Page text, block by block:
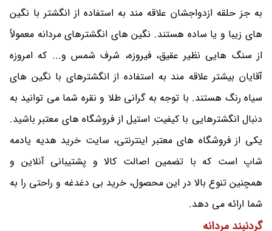
به جز حلقه ازدواجشان علاقه مند به استفاده از انگشتر با نگین
های زیبا و یا ساده هستند. نگین های انگشترهای مردانه معمولاً
از سنگ هایی نظیر عقیق، فیروزه، شرف شمس و... که امروزه
آقایان بیشتر علاقه مند به استفاده از انگشترهای با نگین های
سیاه رنگ هستند. با توجه به گرانی طلا و نقره شما می توانید به
دنبال انگشترهایی با کیفیت استیل از فروشگاه های معتبر باشید.
یکی از فروشگاه های معتبر اینترنتی، سایت خرید هدیه یادمه
شاپ است که با تضمین اصالت کالا و پشتیبانی آنلاین و
همچنین تنوع بالا در این محصول، خرید بی دغدغه و راحتی را به
شما ارائه می دهد.
گردنبند مردانه